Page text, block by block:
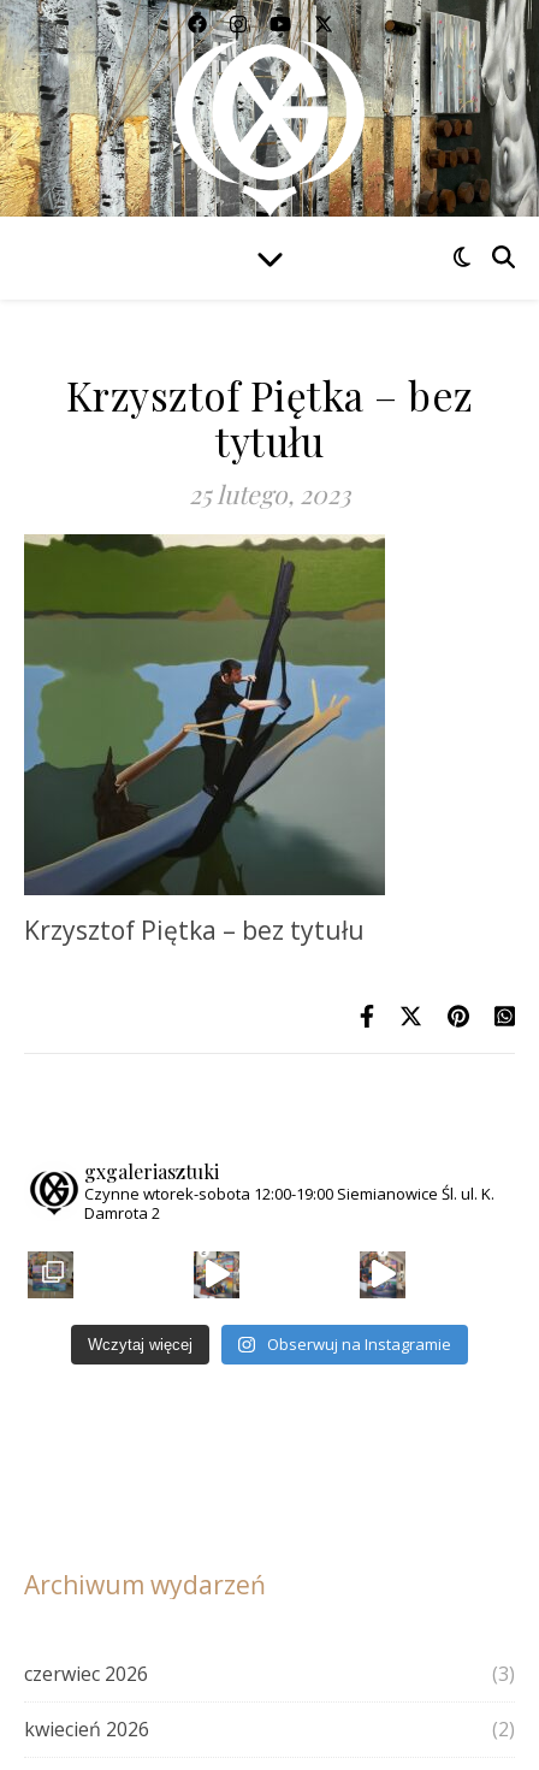
WIDZIEĆ WSZYSTKO
Krzysztof Piętka – bez
tytułu
25 lutego, 2023
Krzysztof Piętka – bez tytułu
gxgaleriasztuki
Czynne wtorek-sobota 12:00-19:00 Siemianowice Śl. ul. K.
Damrota 2
Anioły na deskorolkach to opowieść o wolności, kt
Wczytaj więcej Obserwuj na Instagramie
Archiwum wydarzeń
czerwiec 2026 (3)
kwiecień 2026 (2)